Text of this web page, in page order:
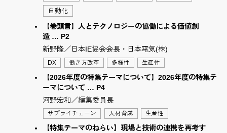
自動化
【巻頭言】人とテクノロジーの協働による価値創
造 … P2
新野隆／日本IE協会会長・日本電気(株)
DX 働き方改革 多様性 生産性
【2026年度の特集テーマについて】2026年度の特集テ
ーマについて … P4
河野宏和／編集委員長
サプライチェーン 人材育成 生産性
【特集テーマのねらい】現場と技術の連携を再考す